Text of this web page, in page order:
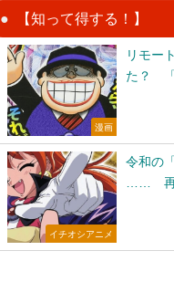
【知って得する！】
漫画
リモー
た？ 「
イチオシアニメ
令和の
…… 再